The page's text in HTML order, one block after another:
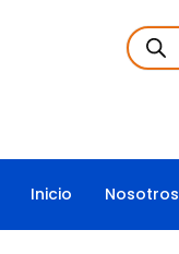
Inicio Nosotros